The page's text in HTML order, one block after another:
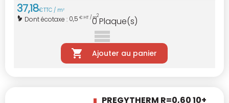
37,18€TTC / m2
Dont écotaxe : 0,5 € HT / m2
0 Plaque(s)
Ajouter au panier
PREGYTHERM R=0,60 10+